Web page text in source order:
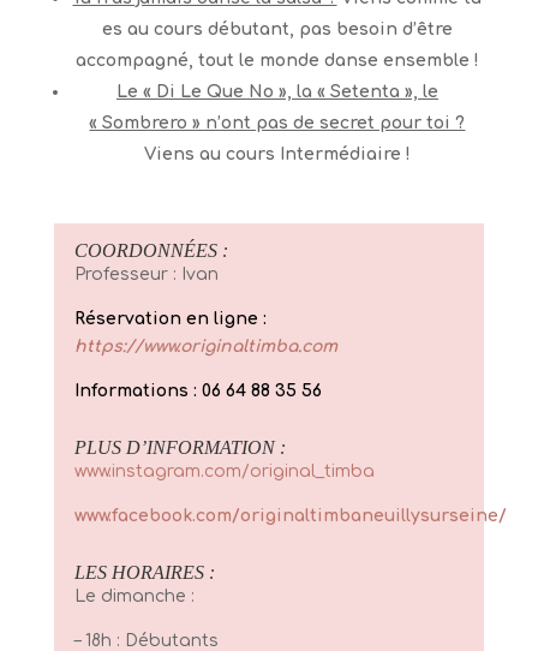
es au cours débutant, pas besoin d’être
accompagné, tout le monde danse ensemble !
Le « Di Le Que No », la « Setenta », le
« Sombrero » n’ont pas de secret pour toi ?
Viens au cours Intermédiaire !
COORDONNÉES :
Professeur : Ivan
Réservation en ligne :
https://www.originaltimba.com
Informations : 06 64 88 35 56
PLUS D’INFORMATION :
www.instagram.com/original_timba
www.facebook.com/originaltimbaneuillysurseine/
LES HORAIRES :
Le dimanche :
– 18h : Débutants